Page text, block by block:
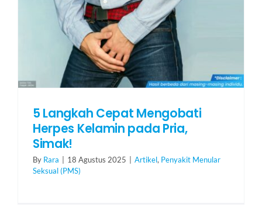
5 Langkah Cepat Mengobati
Herpes Kelamin pada Pria,
Simak!
By Rara 18 Agustus 2025 Artikel, Penyakit Menular
Seksual (PMS)